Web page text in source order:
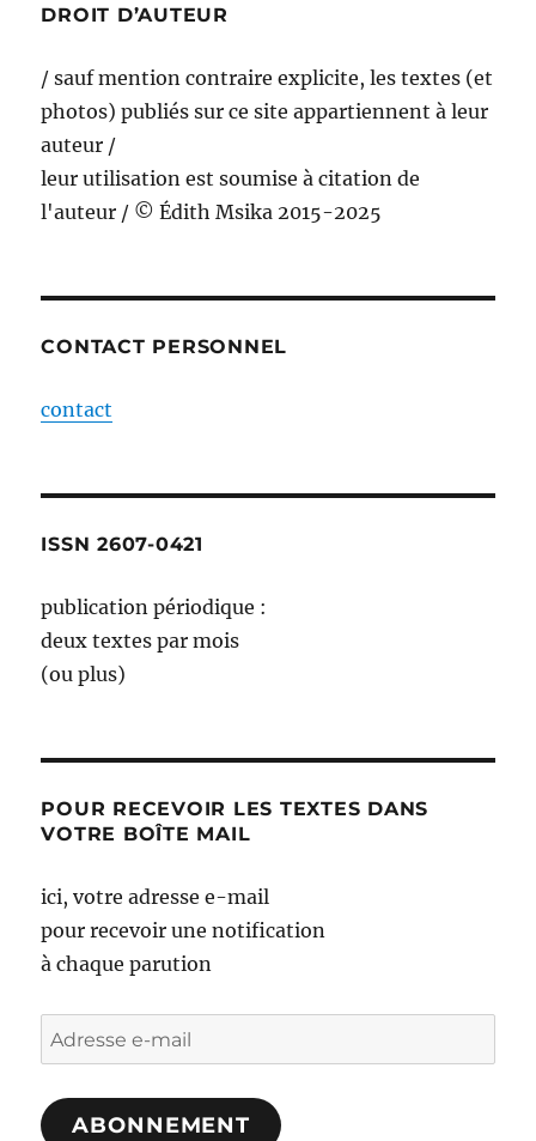
DROIT D’AUTEUR
/ sauf mention contraire explicite, les textes (et
photos) publiés sur ce site appartiennent à leur
auteur /
leur utilisation est soumise à citation de
l'auteur / © Édith Msika 2015-2025
CONTACT PERSONNEL
contact
ISSN 2607-0421
publication périodique :
deux textes par mois
(ou plus)
POUR RECEVOIR LES TEXTES DANS
VOTRE BOÎTE MAIL
ici, votre adresse e-mail
pour recevoir une notification
à chaque parution
Adresse
e-
mail
ABONNEMENT